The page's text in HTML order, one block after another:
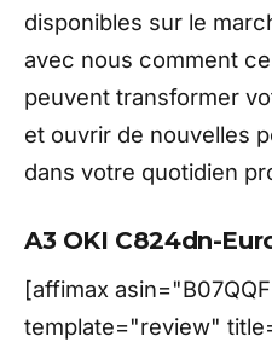
disponibles sur le
avec nous comment
peuvent transformer
et ouvrir de nouvelles
dans votre quotidien
A3 OKI C824dn-
[affimax
template="review"